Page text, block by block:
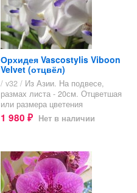
Орхидея Vascostylis Viboon
Velvet (отцвёл)
/ v32 / Из Азии. На подвесе,
размах листа - 20см. Отцветшая
или размера цветения
1 980 ₽ Нет в наличии